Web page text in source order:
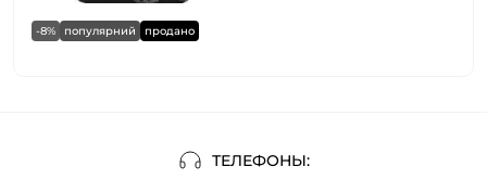
-8% популярний продано
ТЕЛЕФОНЫ: